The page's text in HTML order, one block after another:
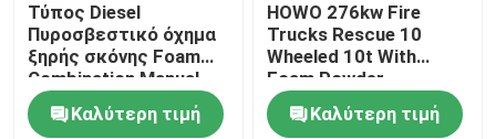
Τύπος Diesel
Πυροσβεστικό όχημα
ξηρής σκόνης Foam
Combination Manual
Multifunctional
Καλύτερη τιμή
HOWO 276kw Fire
Trucks Rescue 10
Wheeled 10t With
Foam Powder
Combination
Καλύτερη τιμή